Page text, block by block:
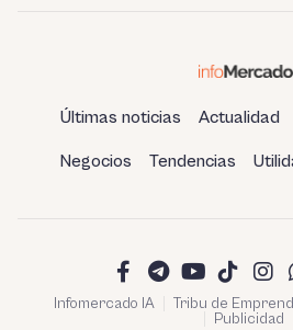
Últimas noticias Actualidad
Negocios Tendencias
Infomercado IA Tribu de
Publicidad